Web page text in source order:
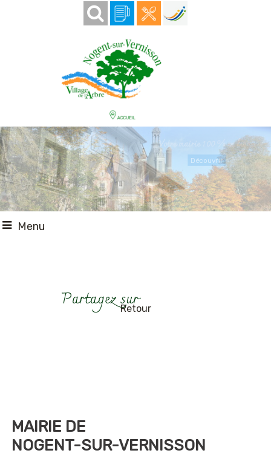
Votre mairie 100 % en ligne
Découvrir
Menu
Retour
MAIRIE DE
NOGENT-SUR-VERNISSON